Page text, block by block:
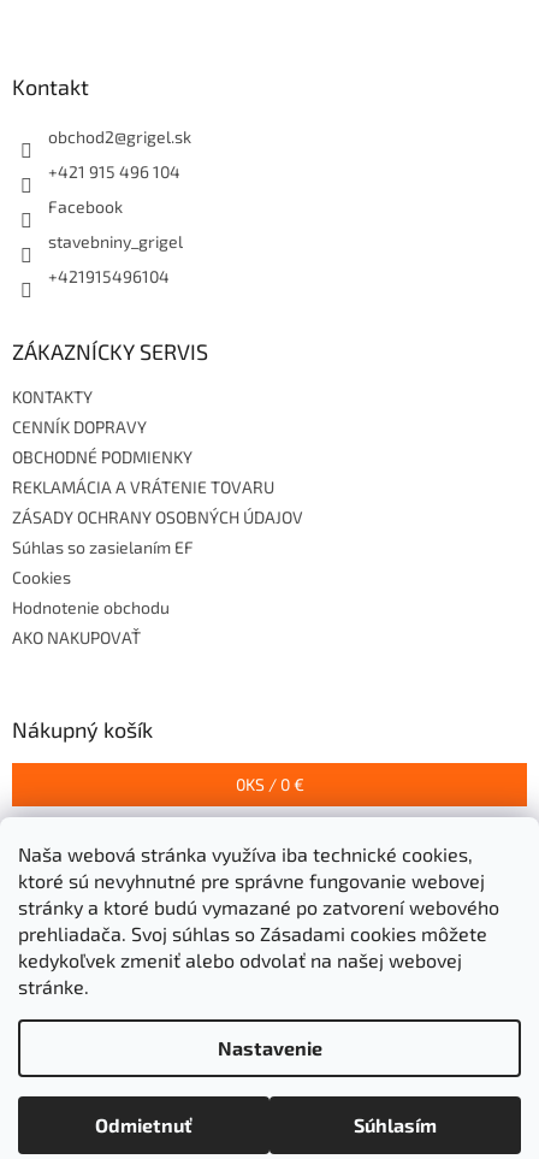
Naša webová stránka využíva iba technické cookies,
ktoré sú nevyhnutné pre správne fungovanie webovej
stránky a ktoré budú vymazané po zatvorení webového
prehliadača. Svoj súhlas so Zásadami cookies môžete
kedykoľvek zmeniť alebo odvolať na našej webovej
stránke.
Nastavenie
Odmietnuť Súhlasím
Kontakt
obchod2@grigel.sk
+421 915 496 104
Facebook
stavebniny_grigel
+421915496104
ZÁKAZNÍCKY SERVIS
KONTAKTY
CENNÍK DOPRAVY
OBCHODNÉ PODMIENKY
REKLAMÁCIA A VRÁTENIE TOVARU
ZÁSADY OCHRANY OSOBNÝCH ÚDAJOV
Súhlas so zasielaním EF
Cookies
Hodnotenie obchodu
AKO NAKUPOVAŤ
Nákupný košík
0KS / 0 €
Prijímame online platby
Stavebniny Grigeľ s.r.o.
vyhradené.
Upraviť nastavenie cookies